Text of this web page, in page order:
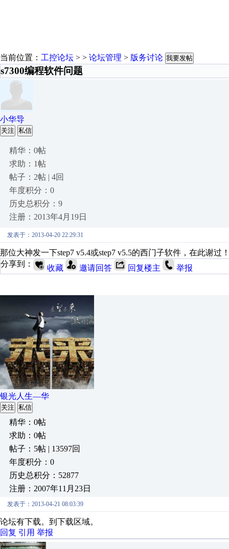
当前位置： 工控论坛 > > 论坛管理 > 版务讨论 我要发帖
s7300编程软件问题
小华导
关注 私信
精华：0帖
求助：1帖
帖子：2帖 | 4回
年度积分：0
历史总积分：9
注册：2013年4月19日
发表于：2013-04-20 22:29:31
那位大神发一下step7 v5.4或step7 v5.5的西门子软件，在此谢过
分享到：
收藏 邀请回答 回复楼主 举报
银光人生—华
关注 私信
精华：0帖
求助：0帖
帖子：5帖 | 13597回
年度积分：0
历史总积分：52877
注册：2007年11月23日
发表于：2013-04-21 08:03:39
论坛有下载。到下载区域。
回复 引用 举报